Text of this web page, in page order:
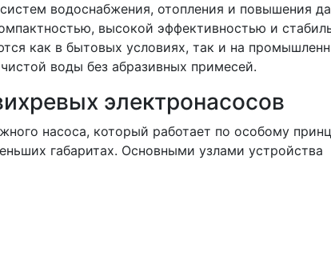
водоснабжения, отопления и повышения
высокой эффективностью и
как в бытовых условиях, так и на
воды без абразивных примесей.
электронасосов
насоса, который работает по особому
габаритах. Основными узлами устройства